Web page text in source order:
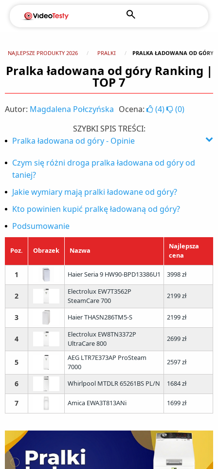
NAJLEPSZE PRODUKTY 2026 PRALKI PRALKA ŁADOWANA OD GÓRY
Pralka ładowana od góry Ranking |
TOP 7
Autor: Magdalena Połczyńska Ocena: (4) (0)
SZYBKI SPIS TREŚCI:
Pralka ładowana od góry - Opinie
1. Haier Seria 9 HW90-BPD13386U1
2. Electrolux EW7T3562P SteamCare 700
3. Haier THASN286TM5-S
4. Electrolux EW8TN3372P UltraCare 800
5. AEG LTR7E373AP ProSteam 7000
Czym się różni droga pralka ładowana od góry od
taniej?
Jakie wymiary mają pralki ładowane od góry?
Kto powinien kupić pralkę ładowaną od góry?
Podsumowanie
Poz. Obrazek Nazwa
Najlepsza
cena
1 Haier Seria 9 HW90-BPD13386U1 3998 zł
2
Electrolux EW7T3562P
SteamCare 700
2199 zł
3 Haier THASN286TM5-S 2199 zł
4
Electrolux EW8TN3372P
UltraCare 800
2699 zł
5
AEG LTR7E373AP ProSteam
7000
2597 zł
6 Whirlpool MTDLR 65261BS PL/N 1684 zł
7 Amica EWA3T813ANi 1699 zł